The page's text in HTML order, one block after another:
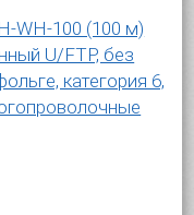
WH-100 (100 м)
U/FTP, без
категория 6,